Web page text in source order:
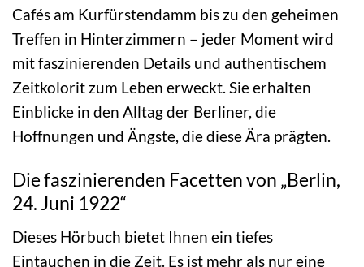
Cafés am Kurfürstendamm bis zu den geheimen
Treffen in Hinterzimmern – jeder Moment wird
mit faszinierenden Details und authentischem
Zeitkolorit zum Leben erweckt. Sie erhalten
Einblicke in den Alltag der Berliner, die
Hoffnungen und Ängste, die diese Ära prägten.
Die faszinierenden Facetten von „Berlin,
24. Juni 1922“
Dieses Hörbuch bietet Ihnen ein tiefes
Eintauchen in die Zeit. Es ist mehr als nur eine